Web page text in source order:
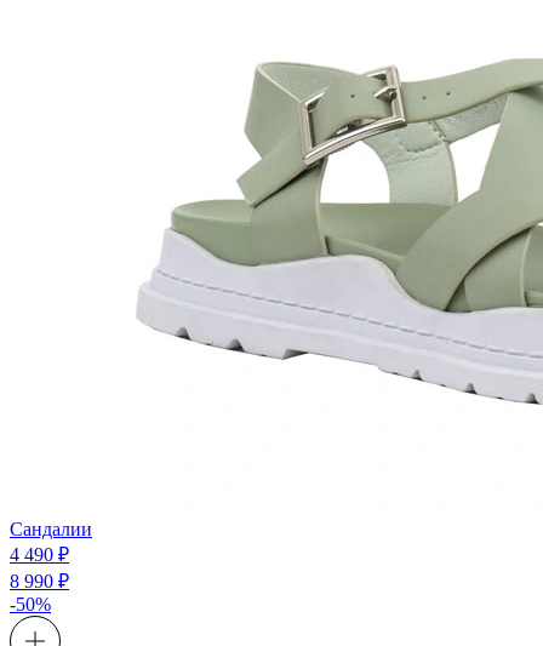
Сандалии
4 490 ₽
8 990 ₽
-50%